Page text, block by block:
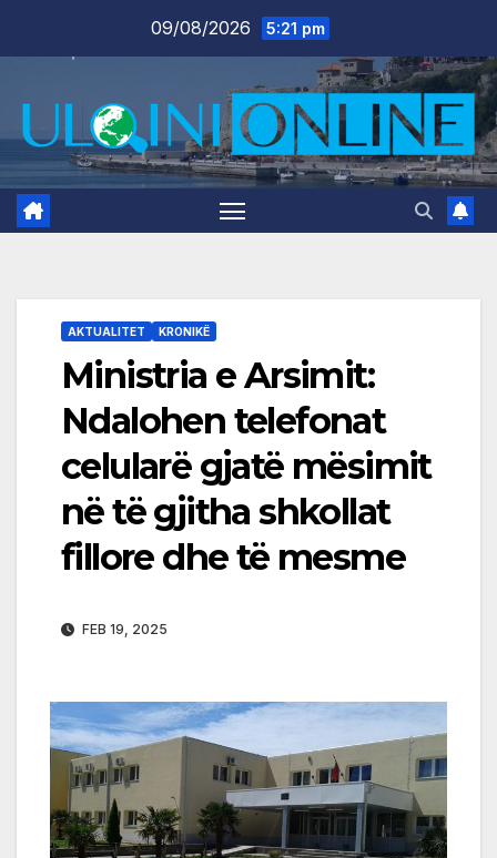
09/08/2026 5:21 pm
AKTUALITET KRONIKË
Ministria e Arsimit:
Ndalohen telefonat
celularë gjatë mësimit
në të gjitha shkollat ​​
fillore dhe të mesme
FEB 19, 2025